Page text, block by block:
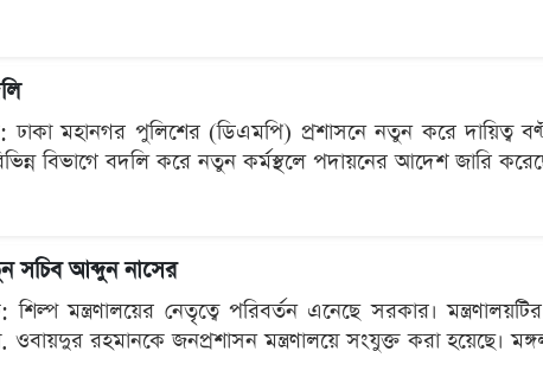
ঢাকা মহানগর পুলিশের (ডিএমপি) প্রশাসনে নতুন করে দায়িত্ব
বিভাগে বদলি করে নতুন কর্মস্থলে পদায়নের আদেশ জারি
সচিব আব্দুন নাসের
শিল্প মন্ত্রণালয়ের নেতৃত্বে পরিবর্তন এনেছে সরকার।
ওবায়দুর রহমানকে জনপ্রশাসন মন্ত্রণালয়ে সংযুক্ত করা হয়েছে।